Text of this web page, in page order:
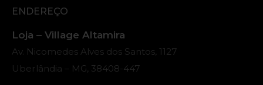
ENDEREÇO
Loja – Village Altamira
Av. Nicomedes Alves dos Santos, 1127
Uberlândia – MG, 38408-447